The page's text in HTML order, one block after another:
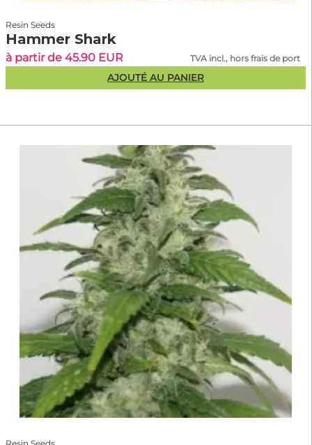
Resin Seeds
Hammer Shark
à partir de 45.90 EUR TVA incl., hors frais de port
AJOUTÉ AU PANIER